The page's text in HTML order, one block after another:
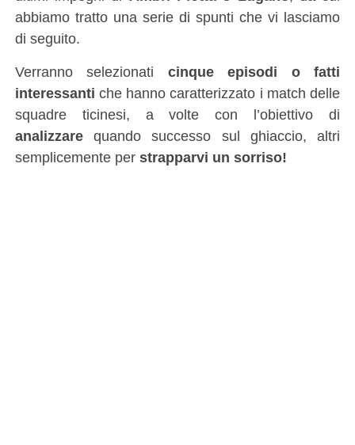
abbiamo tratto una serie di spunti che vi lasciamo
di seguito.
Verranno selezionati cinque episodi o fatti
interessanti che hanno caratterizzato i match delle
squadre ticinesi, a volte con l’obiettivo di
analizzarequando successo sul ghiaccio, altri
semplicemente per strapparvi un sorriso!